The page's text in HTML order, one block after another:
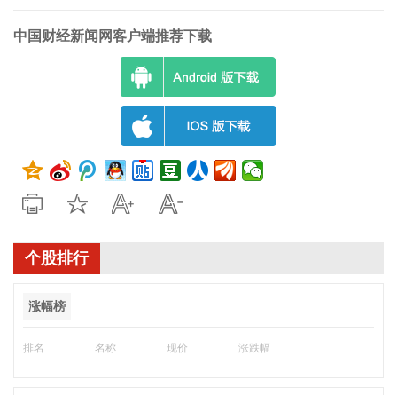
中国财经新闻网客户端推荐下载
个股排行
涨幅榜
排名 名称 现价 涨跌幅